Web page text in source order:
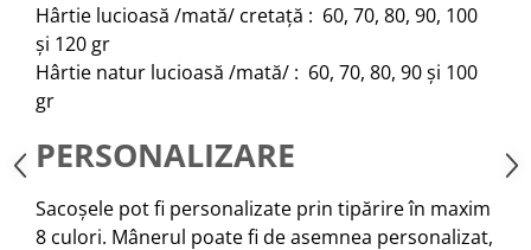
Hârtie lucioasă /mată/ cretață : 60, 70, 80, 90, 100
și 120 gr
Hârtie natur lucioasă /mată/ : 60, 70, 80, 90 și 100
gr
PERSONALIZARE
Sacoșele pot fi personalizate prin tipărire în maxim
8 culori. Mânerul poate fi de asemnea personalizat,